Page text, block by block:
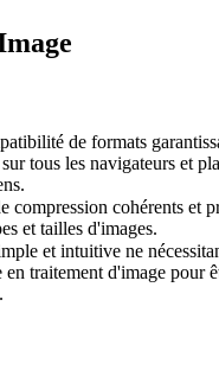
de formats
tous les navigateurs et
compression cohérents et
et tailles d'images.
et intuitive ne
en traitement d'image pour